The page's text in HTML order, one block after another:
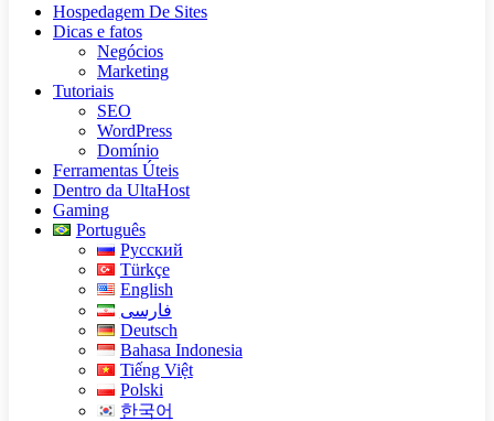
Hospedagem De Sites
Dicas e fatos
Negócios
Marketing
Tutoriais
SEO
WordPress
Domínio
Ferramentas Úteis
Dentro da UltaHost
Gaming
Português
Русский
Türkçe
English
فارسی
Deutsch
Bahasa Indonesia
Tiếng Việt
Polski
한국어